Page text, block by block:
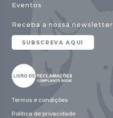
Eventos
Receba a nossa newsletter
SUBSCREVA AQUI
Termos e condições
Política de privacidade